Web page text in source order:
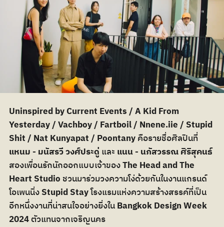
Uninspired by Current Events / A Kid From
Yesterday / Vachboy / Fartboil / Nnene.iie / Stupid
Shit / Nat Kunyapat / Poontany
แหนม - มนัสรวี วงศ์ประดู่ และ แนน - นภัสวรรณ ศิริสุคนธ์
สองเพื่อนรักนักออกแบบเจ้าของ The Head and The
Heart Studio ชวนมาร่วมวงความโง่ด้วยกันในงานแกรนด์
โอเพนนิ่ง Stupid Stay โรงแรมแห่งความสร้างสรรค์ที่เป็น
อีกหนึ่งงานที่น่าสนใจอย่างยิ่งใน Bangkok Design Week
2024 ตัวแทนจากเจริญนคร